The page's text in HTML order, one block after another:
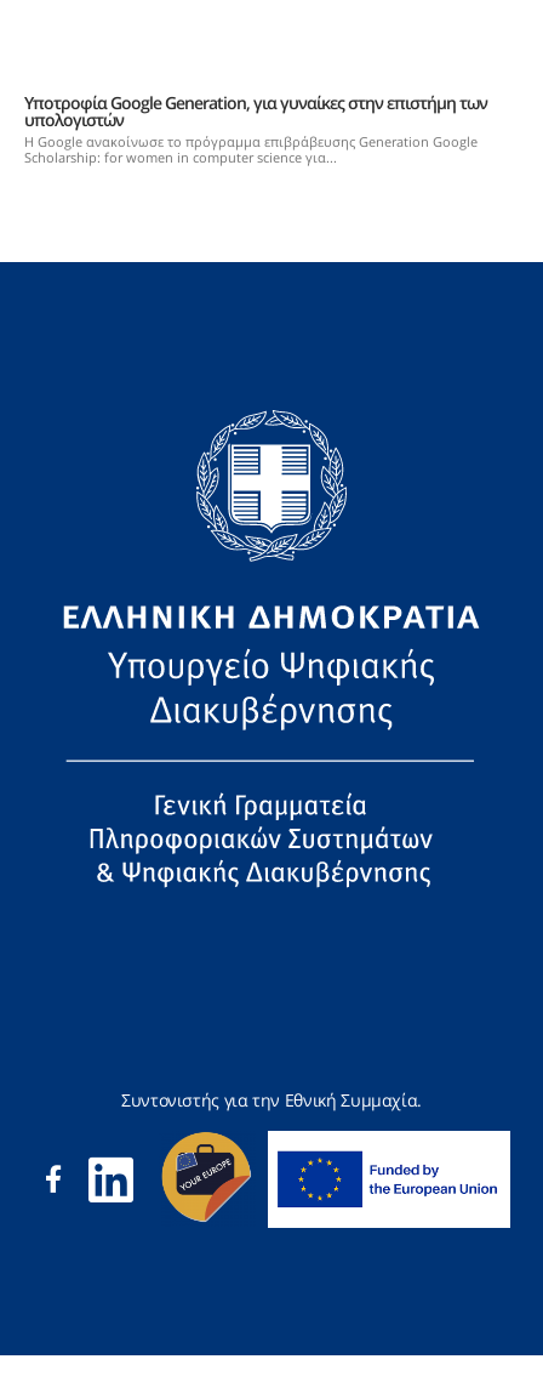
Υποτροφία Google Generation, για γυναίκες στην επιστήμη των
υπολογιστών
Η Google ανακοίνωσε το πρόγραμμα επιβράβευσης Generation Google
Scholarship: for women in computer science για...
Συντονιστής για την Εθνική Συμμαχία.